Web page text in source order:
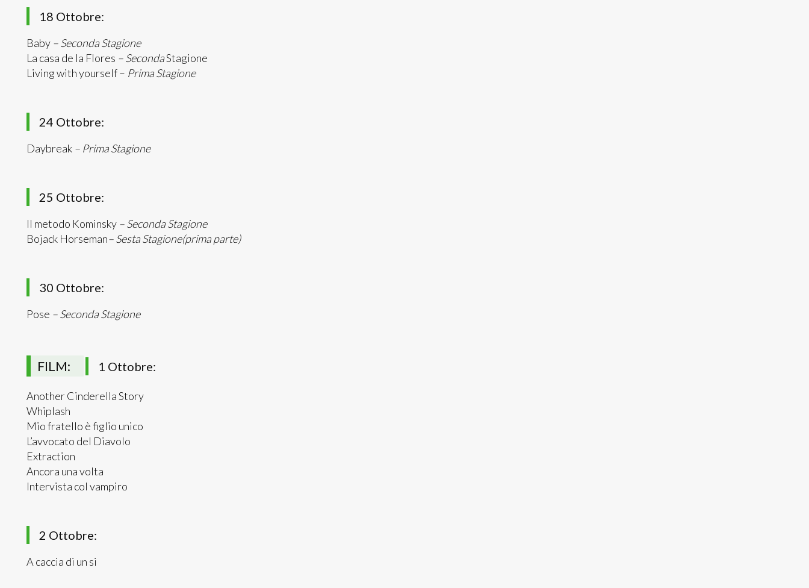
18 Ottobre:
Baby – Seconda Stagione
La casa de la Flores – SecondaStagione
Living with yourself – Prima Stagione
24 Ottobre:
Daybreak – Prima Stagione
25 Ottobre:
Il metodo Kominsky – Seconda Stagione
Bojack Horseman– Sesta Stagione(prima parte)
30 Ottobre:
Pose – Seconda Stagione
FILM: 1 Ottobre:
Another Cinderella Story
Whiplash
Mio fratello è figlio unico
L’avvocato del Diavolo
Extraction
Ancora una volta
Intervista col vampiro
2 Ottobre:
A caccia di un si